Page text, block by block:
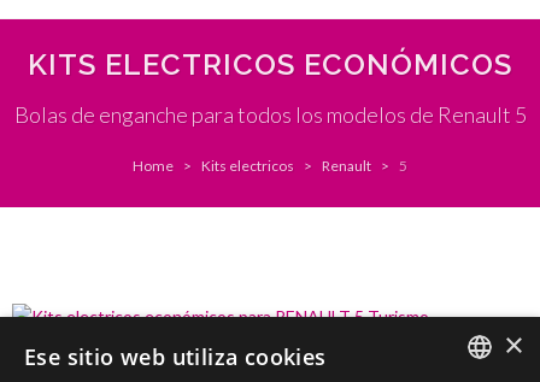
KITS ELECTRICOS ECONÓMICOS
Bolas de enganche para todos los modelos de Renault 5
Home Kits electricos Renault 5
RENAULT 5 Turismo
×
Ese sitio web utiliza cookies